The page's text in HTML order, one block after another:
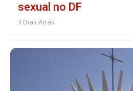
sexual no DF
3 Dias Atrás